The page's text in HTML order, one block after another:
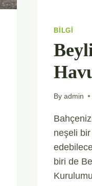
BILGI
By admin
neşeli
biri de